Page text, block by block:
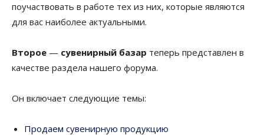
поучаствовать в работе тех из них, которые являются
для вас наиболее актуальными.
Второе — сувенирный базар теперь представлен в
качестве раздела нашего форума.
Он включает следующие темы:
Продаем сувенирную продукцию